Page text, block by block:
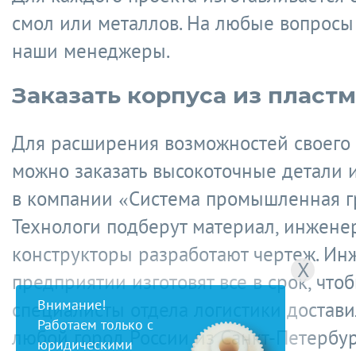
смол или металлов. На любые вопросы
наши менеджеры.
Заказать корпуса из
Для расширения возможностей своего
можно заказать высокоточные детали
в компании «Система промышленная
Технологи подберут материал,
конструкторы разработают чертеж.
предприятии изготовят все в срок,
специалисты отдела логистики
любой город России из Санкт-
X
Внимание!
Работаем только с
юридическими